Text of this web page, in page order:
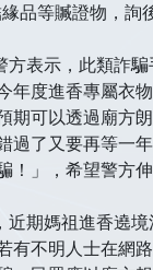
品等贓證物，詢
方表示，此類詐
年度進香專屬衣
期可以透過廟方
過了又要再等一
！」，希望警方
近期媽祖進香遶
有不明人士在網